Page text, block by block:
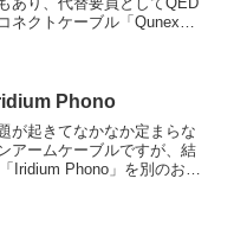
ネクトケーブル「Qunex
Phono
が起きてなかなか定まらな
アームケーブルですが、結
Iridium Phono」を別のお店